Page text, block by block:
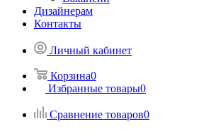
Дизайнерам
Контакты
Личный кабинет
Корзина0
Избранные товары0
Сравнение товаров0